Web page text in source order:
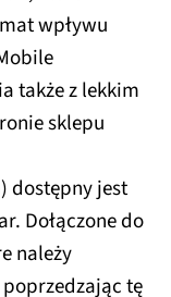
wpływu
także z lekkim
sklepu
dostępny jest
Dołączone do
należy
tę